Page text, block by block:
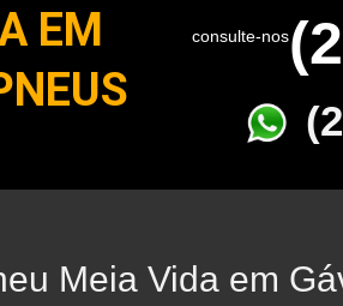
EM
consulte-nos
Meia Vida em